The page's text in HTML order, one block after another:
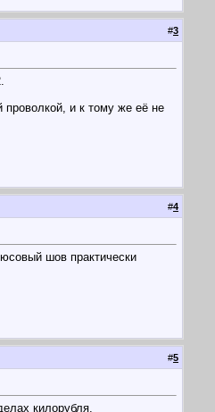
#3
и к тому же её не
#4
шов практически
#5
килорубля.